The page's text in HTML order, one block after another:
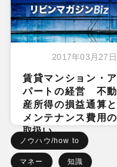
2017年03月27日
賃貸マンション・ア
パートの経営 不動
産所得の損益通算と
メンテナンス費用の
取扱い
ノウハウ/how to
マネー 知識